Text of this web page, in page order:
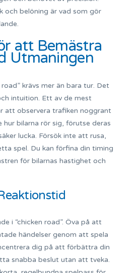
och belöning är vad som gör
att Bemästra
Utmaningen
krävs mer än bara tur. Det
intuition. Ett av de mest
att observera trafiken noggrant
bilarna rör sig, förutse deras
lucka. Försök inte att rusa,
spel. Du kan förfina din timing
för bilarnas hastighet och
i “chicken road”. Öva på att
händelser genom att spela
dig på att förbättra din
snabba beslut utan att tveka.